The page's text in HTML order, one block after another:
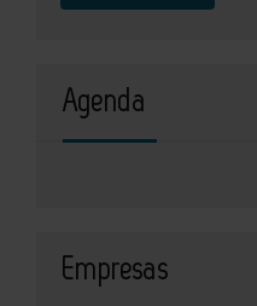
Agenda
Empresas